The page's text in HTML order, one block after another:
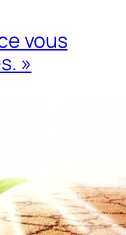
vous
»